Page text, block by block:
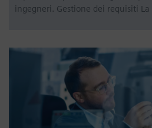
ingegneri. Gestione dei requisiti